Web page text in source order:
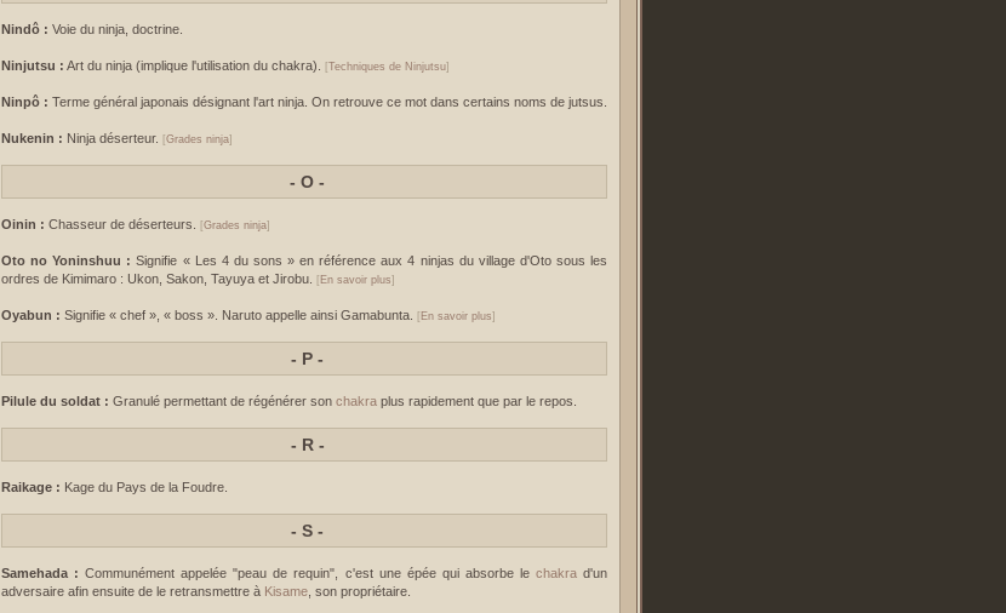
Nindô : Voie du ninja, doctrine.
Ninjutsu : Art du ninja (implique l'utilisation du chakra). Techniques de Ninjutsu]
Ninpô : Terme général japonais désignant l'art ninja. On retrouve ce mot dans certains noms de jutsus.
Nukenin : Ninja déserteur. Grades ninja]
- O -
Oinin : Chasseur de déserteurs. Grades ninja]
Oto no Yoninshuu : Signifie « Les 4 du sons » en référence aux 4 ninjas du village d'Oto sous les
ordres de Kimimaro : Ukon, Sakon, Tayuya et Jirobu.
En savoir plus]
Oyabun : Signifie « chef », « boss ». Naruto appelle ainsi Gamabunta. En savoir plus]
- P -
Pilule du soldat : Granulé permettant de régénérer son chakra plus rapidement que par le repos.
- R -
Raikage : Kage du Pays de la Foudre.
- S -
Samehada : Communément appelée "peau de requin", c'est une épée qui absorbe le chakrad'un
adversaire afin ensuite de le retransmettre à Kisame , son propriétaire.